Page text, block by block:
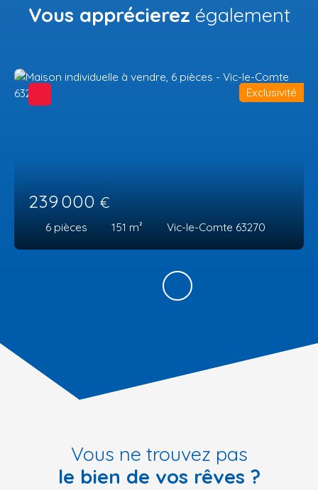
Vous apprécierez également
239 000 €
6 pièces 151 m² Vic-le-Comte 63270
Exclusivité
Vous ne trouvez pas
le bien de vos rêves ?